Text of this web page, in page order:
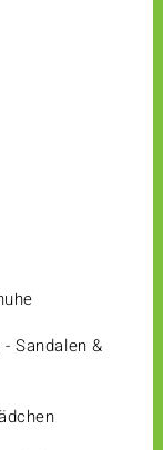
Sandalen &